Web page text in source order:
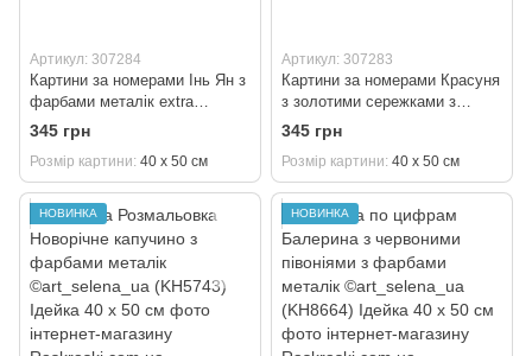
Артикул: 307284
Картини за номерами Інь Ян з
фарбами металік extra
©art_selena_ua (KH6729)
Ідейка 40 х 50 см
345 грн
Розмір картини 40 х 50 см
Артикул: 307283
Картини за номерами Красуня
з золотими сережками з
фарбами металік extra
©art_selena_ua (KH8686)
Ідейка 40 х 50 см
345 грн
Розмір картини 40 х 50 см
НОВИНКА НОВИНКА